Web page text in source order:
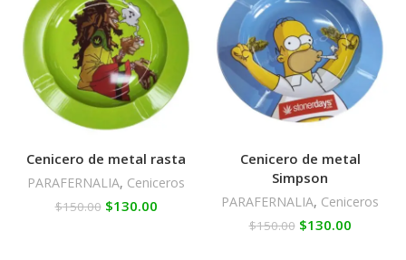
Cenicero de metal rasta
PARAFERNALIA, Ceniceros
$150.00 $130.00
Cenicero de metal
Simpson
PARAFERNALIA, Ceniceros
$150.00 $130.00